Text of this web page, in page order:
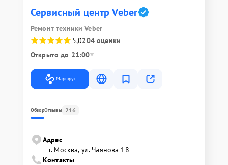
Сервисный центр Veber
Ремонт техники Veber
5,0204 оценки
Открыто до 21:00
Маршрут
ОбзорОтзывы 216
Адрес
г. Москва, ул. Чаянова 18
Контакты